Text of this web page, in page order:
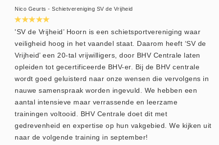
COVID-19 artikelen (0)
COVID-19 artikelen
COVID-19 artikelen (0)
Drogisterij
Desinfectants (6)
Geneesmiddelen (0)
Huidverzorging (5)
Koud - Warm kompressen (3)
Overige (1)
Spieren en gewrichten (0)
Nico Geurts - Schietvereniging SV de Vrijheid
'SV de Vrijheid’ Hoorn is een schietsportvereniging waar
veiligheid hoog in het vaandel staat. Daarom heeft ‘SV de
Vrijheid’ een 20-tal vrijwilligers, door BHV Centrale laten
opleiden tot gecertificeerde BHV-er. Bij de BHV centrale
wordt goed geluisterd naar onze wensen die vervolgens in
nauwe samenspraak worden ingevuld. We hebben een
aantal intensieve maar verrassende en leerzame
trainingen voltooid. BHV Centrale doet dit met
gedrevenheid en expertise op hun vakgebied. We kijken uit
naar de volgende training in september!